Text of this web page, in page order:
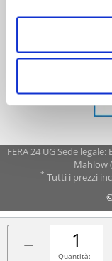
− Quantità:
FERA 24 UG Sede
Mahlow
* Tutti i prezzi